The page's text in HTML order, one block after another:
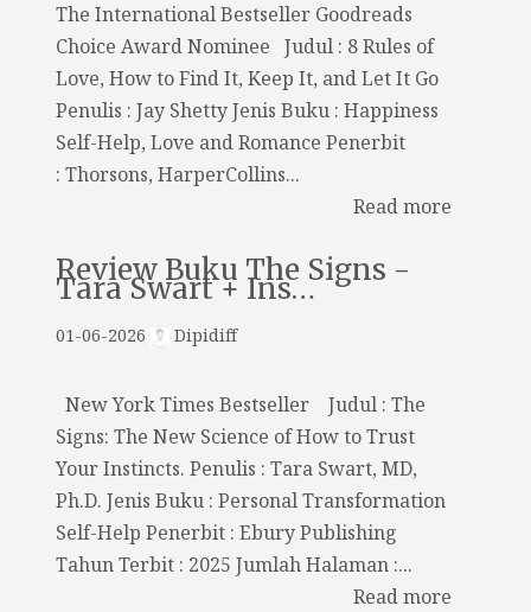
The International Bestseller Goodreads
Choice Award Nominee Judul : 8 Rules of
Love, How to Find It, Keep It, and Let It Go
Penulis : Jay Shetty Jenis Buku : Happiness
Self-Help, Love and Romance Penerbit
: Thorsons, HarperCollins...
Read more
Review Buku The Signs -
Tara Swart + Ins…
01-06-2026 Dipidiff
New York Times Bestseller Judul : The
Signs: The New Science of How to Trust
Your Instincts. Penulis : Tara Swart, MD,
Ph.D. Jenis Buku : Personal Transformation
Self-Help Penerbit : Ebury Publishing
Tahun Terbit : 2025 Jumlah Halaman :...
Read more